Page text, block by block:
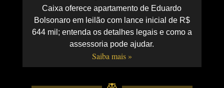
Caixa oferece apartamento de Eduardo
Bolsonaro em leilão com lance inicial de R$
644 mil; entenda os detalhes legais e como a
assessoria pode ajudar.
Saiba mais »